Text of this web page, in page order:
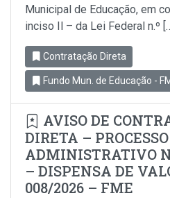
Municipal de Educação, em
inciso Il – da Lei Federal n.º
Contratação Direta
Fundo Mun. de Educação -
AVISO DE
DIRETA – PROCESSO
ADMINISTRATIVO
– DISPENSA DE
008/2026 – FME